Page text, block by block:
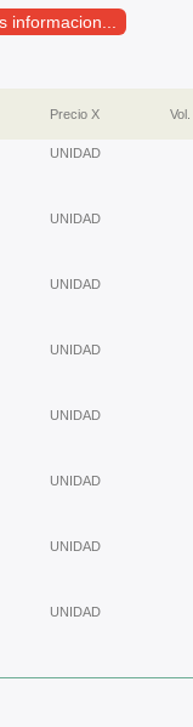
informacion...
Precio X Vol.
UNIDAD
UNIDAD
UNIDAD
UNIDAD
UNIDAD
UNIDAD
UNIDAD
UNIDAD